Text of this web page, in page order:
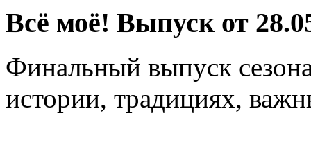
Всё моё! Выпуск от
Финальный выпуск
истории, традициях,